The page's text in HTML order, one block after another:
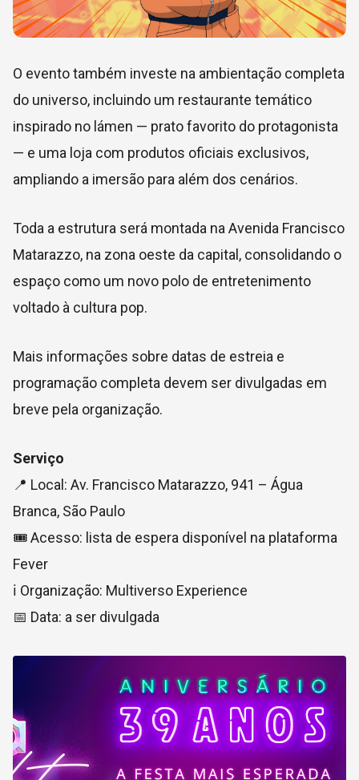
O evento também investe na ambientação completa
do universo, incluindo um restaurante temático
inspirado no lámen — prato favorito do protagonista
— e uma loja com produtos oficiais exclusivos,
ampliando a imersão para além dos cenários.
Toda a estrutura será montada na Avenida Francisco
Matarazzo, na zona oeste da capital, consolidando o
espaço como um novo polo de entretenimento
voltado à cultura pop.
Mais informações sobre datas de estreia e
programação completa devem ser divulgadas em
breve pela organização.
Serviço
📍 Local: Av. Francisco Matarazzo, 941 – Água
Branca, São Paulo
🎟️ Acesso: lista de espera disponível na plataforma
Fever
ℹ️ Organização: Multiverso Experience
📅 Data: a ser divulgada